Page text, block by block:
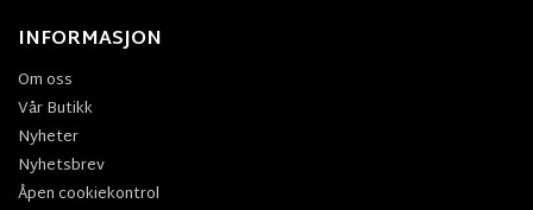
INFORMASJON
Om oss
Vår Butikk
Nyheter
Nyhetsbrev
Åpen cookiekontrol